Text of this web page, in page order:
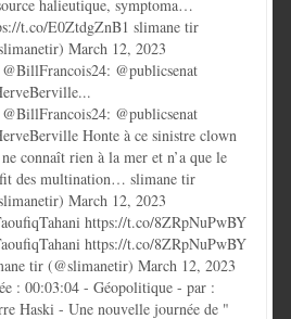
halieutique, symptoma…
t.co/E0ZtdgZnB1 slimane tir
March 12, 2023
@publicsenat
@publicsenat
Honte à ce sinistre clown
connaît rien à la mer et n’a que le
des multination… slimane tir
March 12, 2023
https://t.co/8ZRpNuPwBY
https://t.co/8ZRpNuPwBY
tir (@slimanetir) March 12, 2023
: 00:03:04 - Géopolitique - par :
Haski - Une nouvelle journée de "